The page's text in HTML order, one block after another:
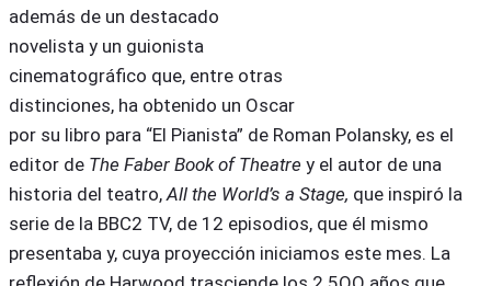
además de un destacado
novelista y un guionista
cinematográfico que, entre otras
distinciones, ha obtenido un Oscar
por su libro para “El Pianista” de Roman Polansky, es el
editor de The Faber Book of Theatre y el autor de una
historia del teatro,All the World’s a Stage, que inspiró la
serie de la BBC2 TV, de 12 episodios, que él mismo
presentaba y, cuya proyección iniciamos este mes. La